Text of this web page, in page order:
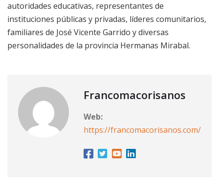
autoridades educativas, representantes de
instituciones públicas y privadas, líderes comunitarios,
familiares de José Vicente Garrido y diversas
personalidades de la provincia Hermanas Mirabal.
Francomacorisanos
Web:
https://francomacorisanos.com/